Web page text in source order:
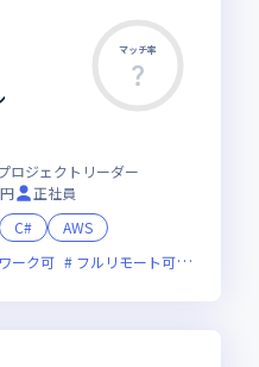
マッチ率
ロジェクトリーダー
正社員
C#
AWS
ーク可 フルリモート可